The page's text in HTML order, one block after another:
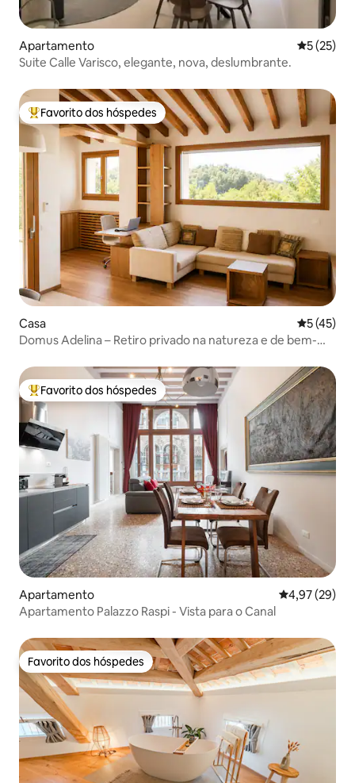
Apartamento
5 (25)
Suite Calle Varisco, elegante, nova, deslumbrante.
Favoritos dos hóspedes mais apreciados
Favorito dos hóspedes
Casa
5 (45)
Domus Adelina – Retiro privado na natureza e de bem-
Favoritos dos hóspedes mais apreciados
Favorito dos hóspedes
Apartamento Classificação
4,97 (29)
Apartamento Palazzo Raspi - Vista para o Canal
Favorito dos hóspedes
Favorito dos hóspedes